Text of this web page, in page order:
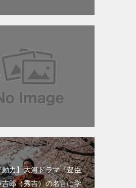
力】大河ドラマ『豊臣
郎（秀吉）の名言に学